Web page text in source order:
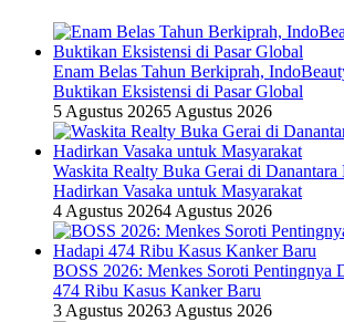
Enam Belas Tahun Berkiprah,
Buktikan Eksistensi di Pasar Global
5 Agustus 20265 Agustus 2026
Waskita Realty Buka Gerai di Danantara
Hadirkan Vasaka untuk Masyarakat
4 Agustus 20264 Agustus 2026
BOSS 2026: Menkes Soroti Pentingnya
474 Ribu Kasus Kanker Baru
3 Agustus 20263 Agustus 2026